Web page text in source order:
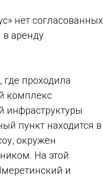
нет согласованных
аренду
проходила
комплекс
инфраструктуры
пункт находится в
окружен
На этой
и